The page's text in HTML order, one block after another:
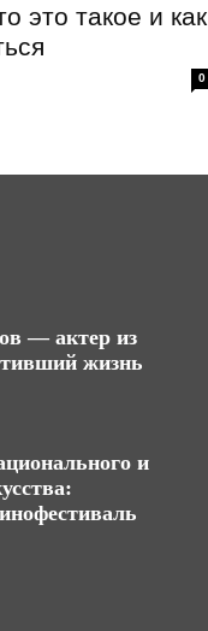
это такое и как
0
— актер из
жизнь
и